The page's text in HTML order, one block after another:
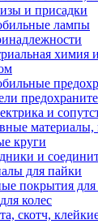
и присадки
лампы
химия
и
материалы,
круги
и
для пайки
покрытия для
колес
скотч,